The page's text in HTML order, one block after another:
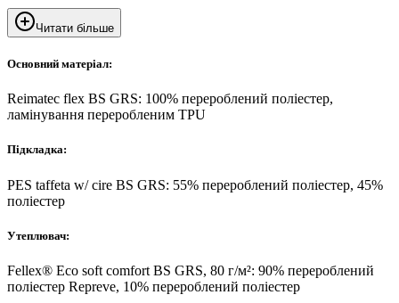
Читати більше
Основний матеріал:
Reimatec flex BS GRS: 100% перероблений поліестер,
ламінування переробленим TPU
Підкладка:
PES taffeta w/ cire BS GRS: 55% перероблений поліестер, 45%
поліестер
Утеплювач:
Fellex® Eco soft comfort BS GRS, 80 г/м²: 90% перероблений
поліестер Repreve, 10% перероблений поліестер